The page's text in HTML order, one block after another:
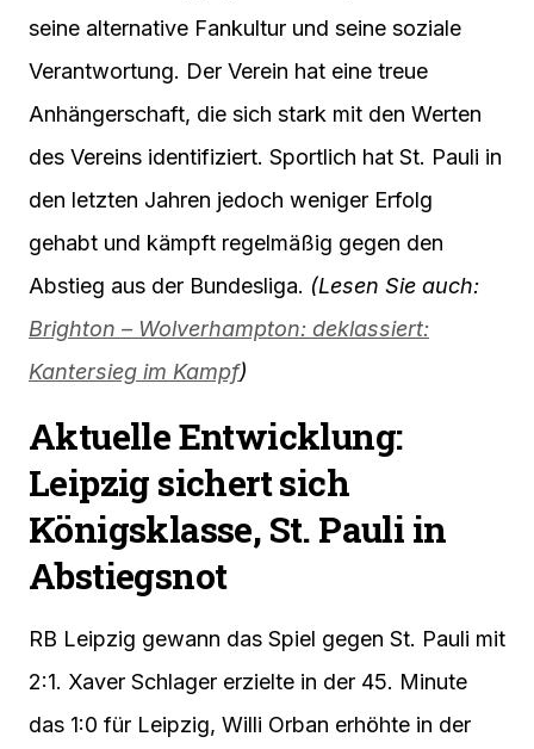
seine alternative Fankultur und seine soziale
Verantwortung. Der Verein hat eine treue
Anhängerschaft, die sich stark mit den Werten
des Vereins identifiziert. Sportlich hat St. Pauli in
den letzten Jahren jedoch weniger Erfolg
gehabt und kämpft regelmäßig gegen den
Abstieg aus der Bundesliga. (Lesen Sie auch:
Brighton – Wolverhampton: deklassiert:
Kantersieg im Kampf)
Aktuelle Entwicklung:
Leipzig sichert sich
Königsklasse, St. Pauli in
Abstiegsnot
RB Leipzig gewann das Spiel gegen St. Pauli mit
2:1. Xaver Schlager erzielte in der 45. Minute
das 1:0 für Leipzig, Willi Orban erhöhte in der